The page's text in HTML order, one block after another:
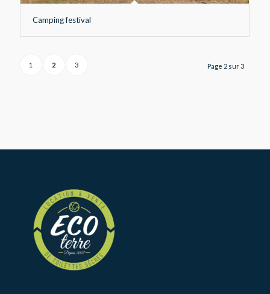
Camping festival
Page 2 sur 3
1 2 3